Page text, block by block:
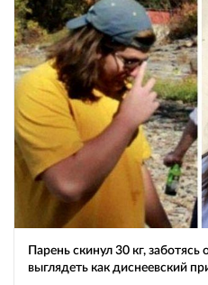
Парень скинул 30 кг,
выглядеть как диснеевский